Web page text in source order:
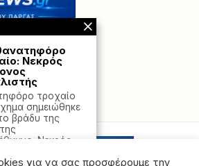
για να σας προσφέρουμε την
Νεκρός
τροχαίο
σημειώθηκε
βράδυ της
Νεκρός